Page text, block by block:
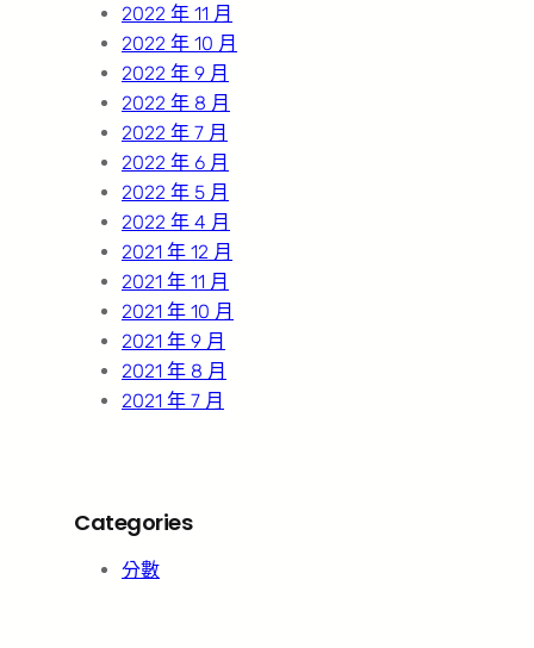
2022 年 11 月
2022 年 10 月
2022 年 9 月
2022 年 8 月
2022 年 7 月
2022 年 6 月
2022 年 5 月
2022 年 4 月
2021 年 12 月
2021 年 11 月
2021 年 10 月
2021 年 9 月
2021 年 8 月
2021 年 7 月
Categories
分數